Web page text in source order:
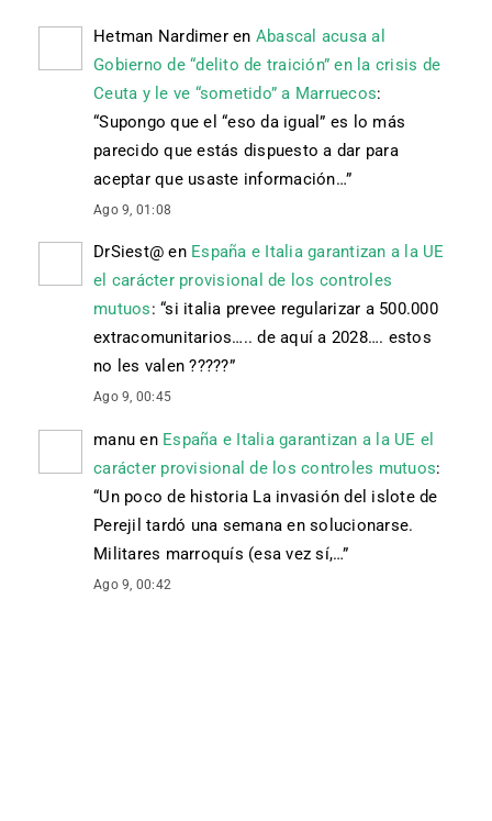
Hetman Nardimeren Abascal acusa al
Gobierno de “delito de traición” en la crisis de
Ceuta y le ve “sometido” a Marruecos:
“Supongo que el “eso da igual” es lo más
parecido que estás dispuesto a dar para
aceptar que usaste información…”
Ago 9, 01:08
DrSiest@ en España e Italia garantizan a la UE
el carácter provisional de los controles
mutuos: “si italia prevee regularizar a 500.000
extracomunitarios….. de aquí a 2028…. estos
no les valen ?????”
Ago 9, 00:45
manu en España e Italia garantizan a la UE el
carácter provisional de los controles mutuos:
“Un poco de historia La invasión del islote de
Perejil tardó una semana en solucionarse.
Militares marroquís (esa vez sí,…”
Ago 9, 00:42